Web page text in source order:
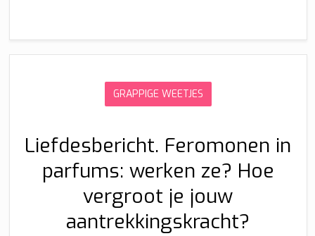
GRAPPIGE WEETJES
Liefdesbericht. Feromonen in
parfums: werken ze? Hoe
vergroot je jouw
aantrekkingskracht?